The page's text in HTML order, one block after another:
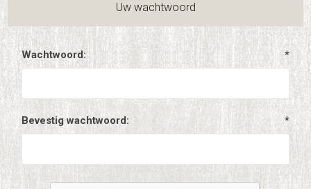
Uw wachtwoord
Wachtwoord: *
Bevestig wachtwoord: *